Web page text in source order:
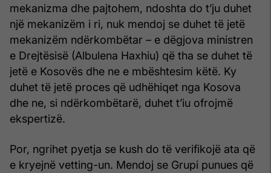
mekanizma dhe pajtohem, ndoshta do t’ju duhet
një mekanizëm i ri, nuk mendoj se duhet të jetë
mekanizëm ndërkombëtar – e dëgjova ministren
e Drejtësisë (Albulena Haxhiu) që tha se duhet të
jetë e Kosovës dhe ne e mbështesim këtë. Ky
duhet të jetë proces që udhëhiqet nga Kosova
dhe ne, si ndërkombëtarë, duhet t’iu ofrojmë
ekspertizë.
Por, ngrihet pyetja se kush do të verifikojë ata që
e kryejnë vetting-un. Mendoj se Grupi punues që